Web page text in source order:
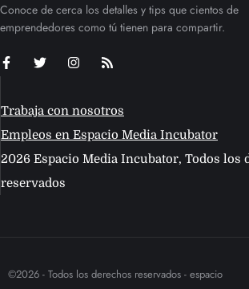
Conoce de cerca los detalles y tips que cientos de
emprendedores como tú tienen para compartir.
Trabaja con nosotros
Empleos en Espacio Media Incubator
2026 Espacio Media Incubator, Todos los
reservados
©2026 - Todos los derechos reservados - espacio